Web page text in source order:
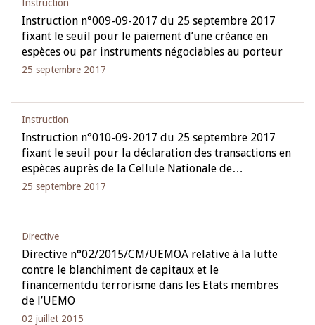
Instruction
Instruction n°009-09-2017 du 25 septembre 2017
fixant le seuil pour le paiement d’une créance en
espèces ou par instruments négociables au porteur
25 septembre 2017
Instruction
Instruction n°010-09-2017 du 25 septembre 2017
fixant le seuil pour la déclaration des transactions en
espèces auprès de la Cellule Nationale de…
25 septembre 2017
Directive
Directive n°02/2015/CM/UEMOA relative à la lutte
contre le blanchiment de capitaux et le
financementdu terrorisme dans les Etats membres
de l’UEMO
02 juillet 2015